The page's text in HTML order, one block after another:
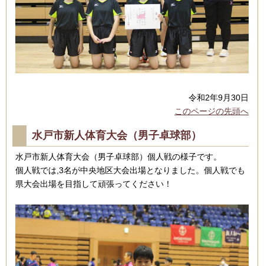
令和2年9月30日
このページの先頭へ
水戸市新人体育大会（男子卓球部）
水戸市新人体育大会（男子卓球部）個人戦の様子です。
個人戦では,3名が中央地区大会出場となりました。個人戦でも
県大会出場を目指して頑張ってください！